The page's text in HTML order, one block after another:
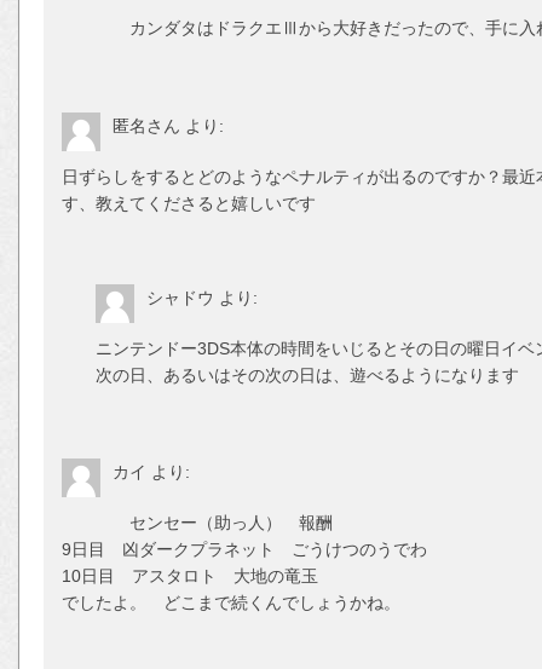
カンダタはドラクエⅢから大好きだったので、手に入
匿名さん より:
日ずらしをするとどのようなペナルティが出るのですか？最
す、教えてくださると嬉しいです
シャドウ より:
ニンテンドー3DS本体の時間をいじるとその日の曜日イ
次の日、あるいはその次の日は、遊べるようになります
カイ より:
センセー（助っ人） 報酬
9日目 凶ダークプラネット ごうけつのうでわ
10日目 アスタロト 大地の竜玉
でしたよ。 どこまで続くんでしょうかね。